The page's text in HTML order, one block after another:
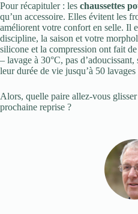
Pour récapituler : les chaussettes
qu’un accessoire. Elles évitent les
améliorent votre confort en selle. Il
discipline, la saison et votre
silicone et la compression ont fait
– lavage à 30°C, pas
leur durée de vie jusqu’à 50
Alors, quelle paire allez-vous
prochaine reprise ?